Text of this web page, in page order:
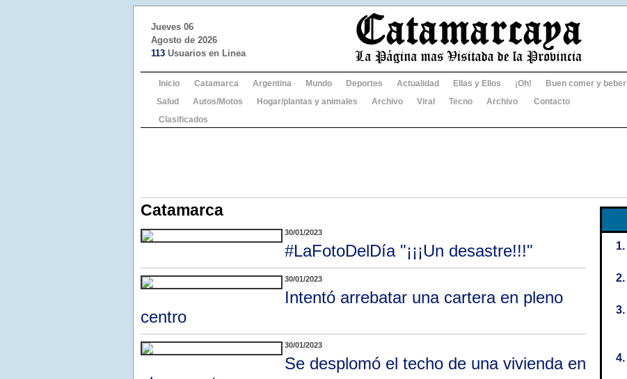
Jueves 06
Agosto de 2026
113 Usuarios en Linea
Inicio Catamarca Argentina Mundo Deportes Actualidad Ellas y Ellos ¡Oh!
Buen comer y beber
Salud
Autos/Motos Hogar/plantas y animales Archivo Viral Tecno Archivo
Contacto
Clasificados
Catamarca
30/01/2023
#LaFotoDelDía "¡¡¡Un desastre!!!"
30/01/2023
Intentó arrebatar una cartera en pleno
centro
30/01/2023
Se desplomó el techo de una vivienda en